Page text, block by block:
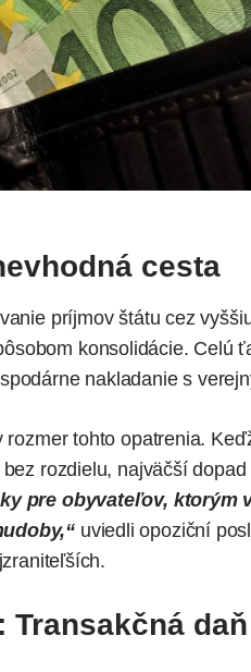
cesta
príjmov štátu cez
konsolidácie. Celú
nakladanie s
tohto opatrenia.
rozdielu, najväčší
pre obyvateľov, ktorým
uviedli opoziční
Transakčná